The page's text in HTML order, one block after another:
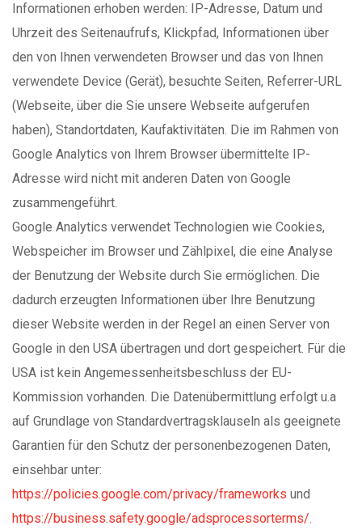
Informationen erhoben werden: IP-Adresse, Datum und
Uhrzeit des Seitenaufrufs, Klickpfad, Informationen über
den von Ihnen verwendeten Browser und das von Ihnen
verwendete Device (Gerät), besuchte Seiten, Referrer-URL
(Webseite, über die Sie unsere Webseite aufgerufen
haben), Standortdaten, Kaufaktivitäten. Die im Rahmen von
Google Analytics von Ihrem Browser übermittelte IP-
Adresse wird nicht mit anderen Daten von Google
zusammengeführt.
Google Analytics verwendet Technologien wie Cookies,
Webspeicher im Browser und Zählpixel, die eine Analyse
der Benutzung der Website durch Sie ermöglichen. Die
dadurch erzeugten Informationen über Ihre Benutzung
dieser Website werden in der Regel an einen Server von
Google in den USA übertragen und dort gespeichert. Für die
USA ist kein Angemessenheitsbeschluss der EU-
Kommission vorhanden. Die Datenübermittlung erfolgt u.a
auf Grundlage von Standardvertragsklauseln als geeignete
Garantien für den Schutz der personenbezogenen Daten,
einsehbar unter:
https://policies.google.com/privacy/frameworks und
https://business.safety.google/adsprocessorterms/.